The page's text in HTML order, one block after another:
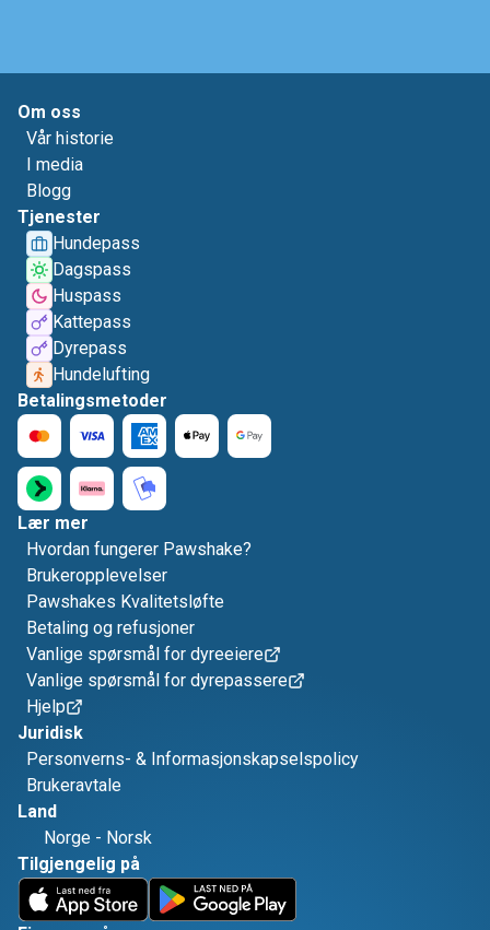
Om oss
Vår historie
I media
Blogg
Tjenester
Hundepass
Dagspass
Huspass
Kattepass
Dyrepass
Hundelufting
Betalingsmetoder
Lær mer
Hvordan fungerer Pawshake?
Brukeropplevelser
Pawshakes Kvalitetsløfte
Betaling og refusjoner
Vanlige spørsmål for dyreeiere
Vanlige spørsmål for dyrepassere
Hjelp
Juridisk
Personverns- & Informasjonskapselspolicy
Brukeravtale
Land
Norge - Norsk
Tilgjengelig på